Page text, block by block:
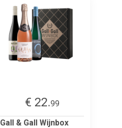
€ 22.99
Gall & Gall Wijnbox